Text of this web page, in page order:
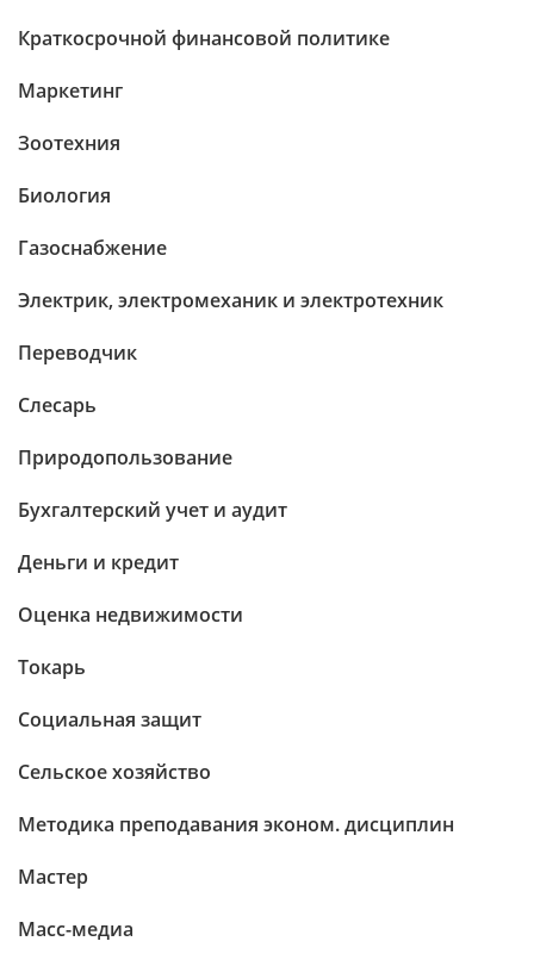
Краткосрочной финансовой политике
Маркетинг
Зоотехния
Биология
Газоснабжение
Электрик, электромеханик и электротехник
Переводчик
Слесарь
Природопользование
Бухгалтерский учет и аудит
Деньги и кредит
Оценка недвижимости
Токарь
Социальная защит
Сельское хозяйство
Методика преподавания эконом. дисциплин
Мастер
Масс-медиа